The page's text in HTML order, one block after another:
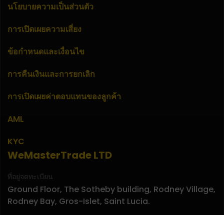
WeMasterTrade LTD
ที่อยู่จดทะเบียน
Ground Floor, The Sotheby building, Rodney Village,
Rodney Bay, Gros-Islet, Saint Lucia.
นโยบายความเป็นส่วนตัว
การเปิดเผยความเสี่ยง
ข้อกำหนดและเงื่อนไข
การคืนเงินและการยกเลิก
การเปิดเผยค่าตอบแทนของลูกค้า
AML
KYC